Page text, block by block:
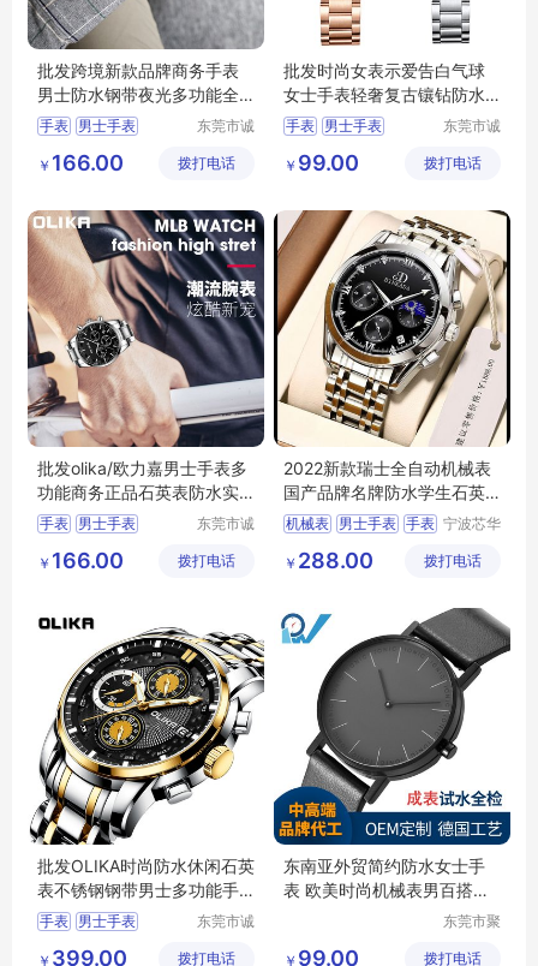
批发跨境新款品牌商务手表
男士防水钢带夜光多功能全
自动石英表男
手表 男士手表
电子表
东莞市诚
表有限公
￥ 166.00 拨打电话
批发时尚女表示爱告白气球
女士手表轻奢复古镶钻防水
钢带石英腕表
手表 男士手表
电子表
东莞市诚
表有限公
￥ 99.00 拨打电话
批发olika/欧力嘉男士手表多
功能商务正品石英表防水实
心钢带腕表
手表 男士手表
电子表
东莞市诚
表有限公
￥ 166.00 拨打电话
2022新款瑞士全自动机械表
国产品牌名牌防水学生石英
男士手表
机械表 男士手表 手表 宁波芯华
有限公司
￥ 288.00 拨打电话
批发OLIKA时尚防水休闲石英
表不锈钢钢带男士多功能手
表现货
手表 男士手表
东莞市诚
表有限公
￥ 399.00 拨打电话
东南亚外贸简约防水女士手
表 欧美时尚机械表男百搭学
东莞市聚
有限公司
￥ 99.00 拨打电话